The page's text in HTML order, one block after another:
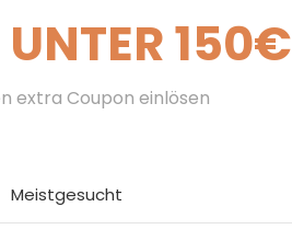
UNTER 150€
extra Coupon einlösen
Meistgesucht